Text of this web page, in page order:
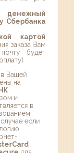
денежный
Сбербанка
картой
заказа Вам
будет
Вашей
на
и
в
если